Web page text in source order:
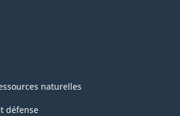
naturelles
défense